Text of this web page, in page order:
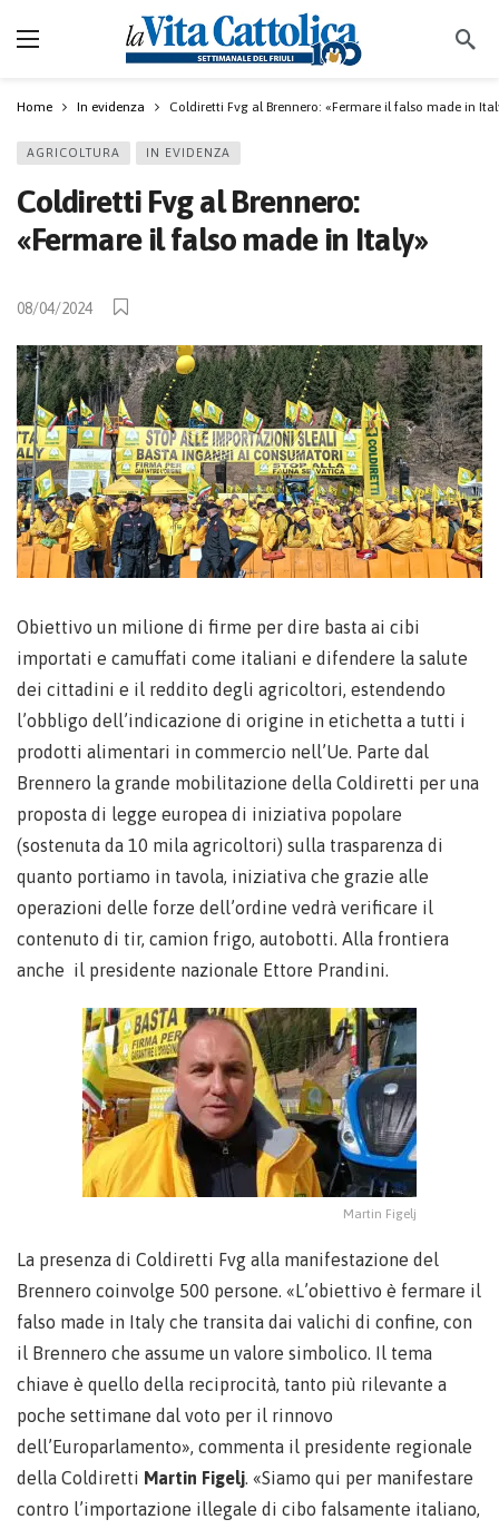
Home In evidenza Coldiretti Fvg al Brennero: «Fermare il falso made in
AGRICOLTURA IN EVIDENZA
Coldiretti Fvg al Brennero:
«Fermare il falso made in Italy»
08/04/2024
Obiettivo un milione di firme per dire basta ai cibi
importati e camuffati come italiani e difendere la salute
dei cittadini e il reddito degli agricoltori, estendendo
l’obbligo dell’indicazione di origine in etichetta a tutti i
prodotti alimentari in commercio nell’Ue. Parte dal
Brennero la grande mobilitazione della Coldiretti per una
proposta di legge europea di iniziativa popolare
(sostenuta da 10 mila agricoltori) sulla trasparenza di
quanto portiamo in tavola, iniziativa che grazie alle
operazioni delle forze dell’ordine vedrà verificare il
contenuto di tir, camion frigo, autobotti. Alla frontiera
anche il presidente nazionale Ettore Prandini.
Martin Figelj
La presenza di Coldiretti Fvg alla manifestazione del
Brennero coinvolge 500 persone. «L’obiettivo è fermare il
falso made in Italy che transita dai valichi di confine, con
il Brennero che assume un valore simbolico. Il tema
chiave è quello della reciprocità, tanto più rilevante a
poche settimane dal voto per il rinnovo
dell’Europarlamento», commenta il presidente regionale
della Coldiretti Martin Figelj. «Siamo qui per manifestare
contro l’importazione illegale di cibo falsamente italiano,